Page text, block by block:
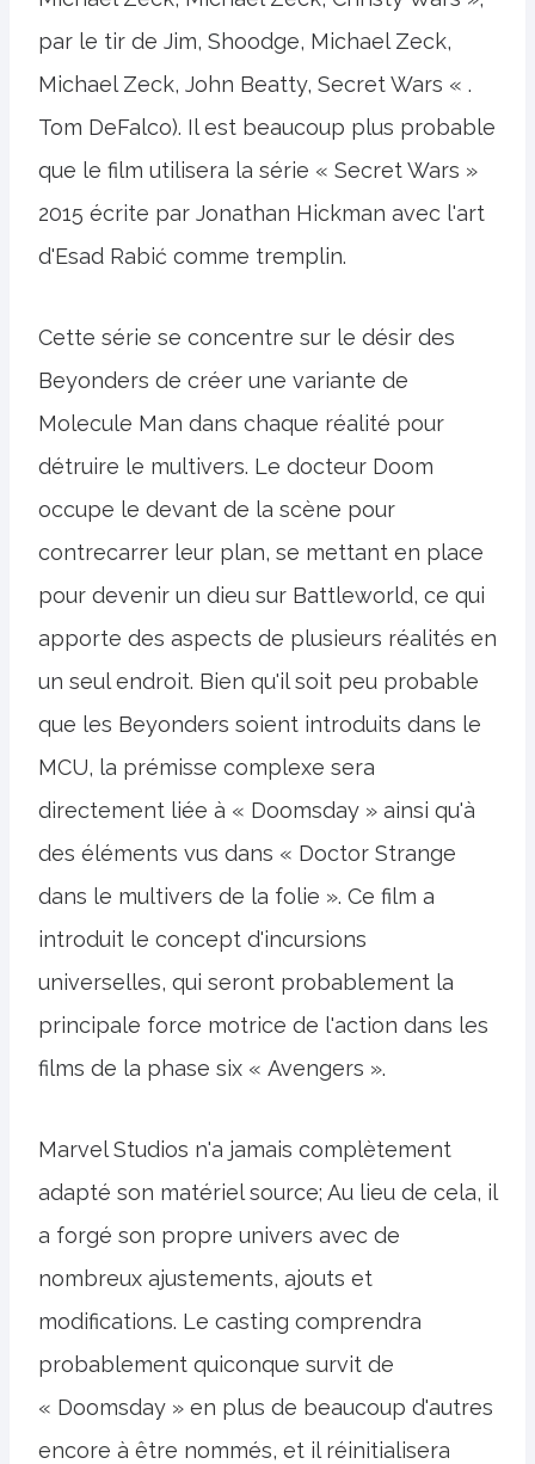
par le tir de Jim, Shoodge, Michael Zeck,
Michael Zeck, John Beatty, Secret Wars « .
Tom DeFalco). Il est beaucoup plus probable
que le film utilisera la série « Secret Wars »
2015 écrite par Jonathan Hickman avec l'art
d'Esad Rabić comme tremplin.
Cette série se concentre sur le désir des
Beyonders de créer une variante de
Molecule Man dans chaque réalité pour
détruire le multivers. Le docteur Doom
occupe le devant de la scène pour
contrecarrer leur plan, se mettant en place
pour devenir un dieu sur Battleworld, ce qui
apporte des aspects de plusieurs réalités en
un seul endroit. Bien qu'il soit peu probable
que les Beyonders soient introduits dans le
MCU, la prémisse complexe sera
directement liée à « Doomsday » ainsi qu'à
des éléments vus dans « Doctor Strange
dans le multivers de la folie ». Ce film a
introduit le concept d'incursions
universelles, qui seront probablement la
principale force motrice de l'action dans les
films de la phase six « Avengers ».
Marvel Studios n'a jamais complètement
adapté son matériel source; Au lieu de cela, il
a forgé son propre univers avec de
nombreux ajustements, ajouts et
modifications. Le casting comprendra
probablement quiconque survit de
« Doomsday » en plus de beaucoup d'autres
encore à être nommés, et il réinitialisera